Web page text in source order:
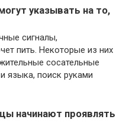
указывать на то,
сигналы,
пить. Некоторые из них
сосательные
языка, поиск руками
начинают проявлять